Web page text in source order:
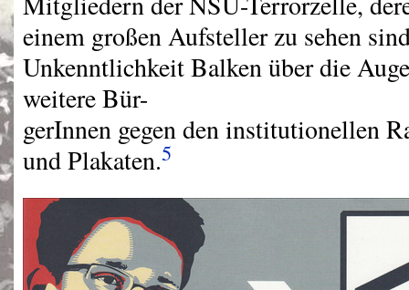
einem großen Aufsteller zu sehen
Unkenntlichkeit Balken über die
weitere Bür-
gerInnen gegen den institutionellen
und Plakaten.5